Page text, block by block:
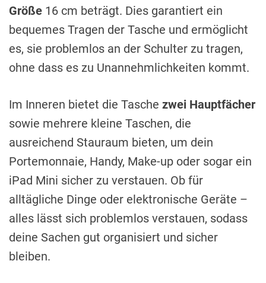
Größe 16 cm beträgt. Dies garantiert ein
bequemes Tragen der Tasche und ermöglicht
es, sie problemlos an der Schulter zu tragen,
ohne dass es zu Unannehmlichkeiten kommt.
Im Inneren bietet die Tasche zwei Hauptfächer
sowie mehrere kleine Taschen, die
ausreichend Stauraum bieten, um dein
Portemonnaie, Handy, Make-up oder sogar ein
iPad Mini sicher zu verstauen. Ob für
alltägliche Dinge oder elektronische Geräte –
alles lässt sich problemlos verstauen, sodass
deine Sachen gut organisiert und sicher
bleiben.